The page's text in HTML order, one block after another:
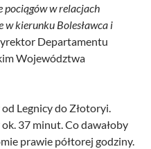
pociągów w relacjach
w kierunku Bolesławca i
Departamentu
Województwa
Legnicy do Złotoryi.
37 minut. Co dawałoby
prawie półtorej godziny.